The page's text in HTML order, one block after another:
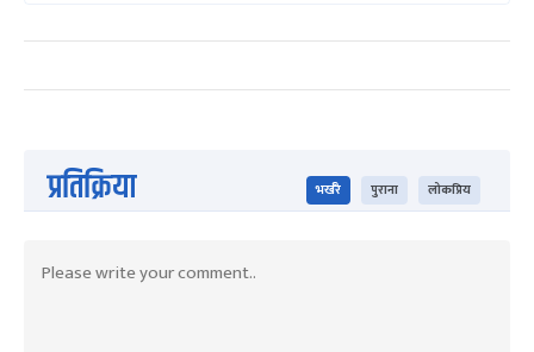
प्रतिक्रिया भर्खरै पुराना लोकप्रिय